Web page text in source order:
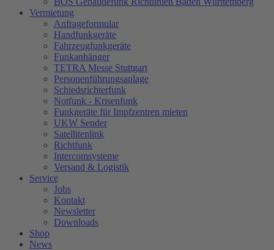
Vermietung
Anfrageformular
Handfunkgeräte
Fahrzeugfunkgeräte
Funkanhänger
TETRA Messe Stuttgart
Personenführungsanlage
Schiedsrichterfunk
Notfunk - Krisenfunk
Funkgeräte für Impfzentren mieten
UKW Sender
Satellitenlink
Richtfunk
Intercomsysteme
Versand & Logistik
Service
Jobs
Kontakt
Newsletter
Downloads
Shop
News